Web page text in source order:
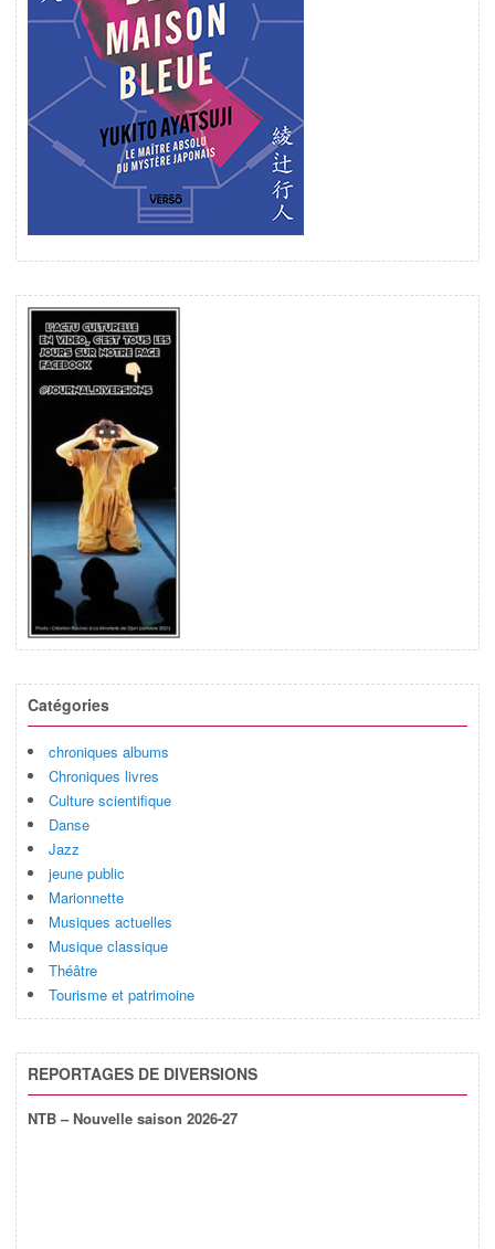
Catégories
chroniques albums
Chroniques livres
Culture scientifique
Danse
Jazz
jeune public
Marionnette
Musiques actuelles
Musique classique
Théâtre
Tourisme et patrimoine
REPORTAGES DE DIVERSIONS
NTB – Nouvelle saison 2026-27